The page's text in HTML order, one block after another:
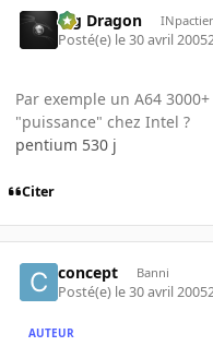
Big Dragon
Posté(e) le 30 avril 2005
Par exemple un A64
"puissance" chez Intel ?
pentium 530 j
Citer
concept Banni
Posté(e) le 30 avril 2005
AUTEUR